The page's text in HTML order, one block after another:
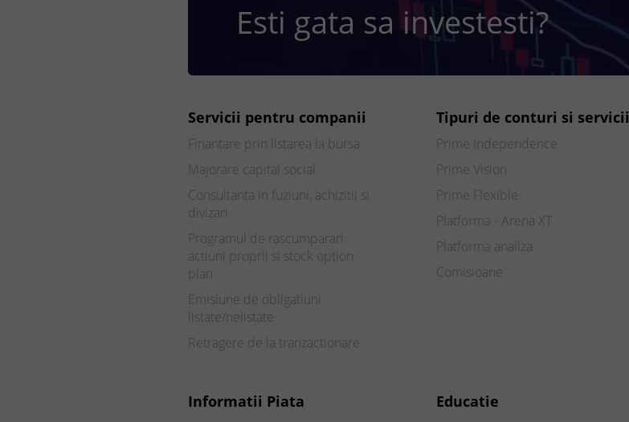
Esti gata sa investesti?
Servicii pentru companii
Finantare prin listarea la bursa
Majorare capital social
Consultanta in fuziuni, achizitii si
divizari
Programul de rascumparari
actiuni proprii si stock option
plan
Emisiune de obligatiuni
listate/nelistate
Retragere de la tranzactionare
Tipuri de conturi si servicii
Prime Independence
Prime Vision
Prime Flexible
Platforma - Arena XT
Platforma analiza
Comisioane
Informatii Piata Educatie